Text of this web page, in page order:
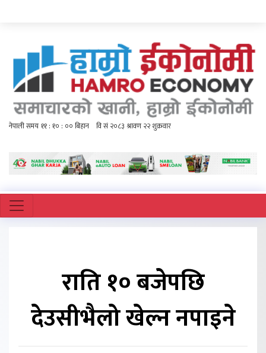
राति १० बजेपछि
देउसीभैलो खेल्न नपाइने